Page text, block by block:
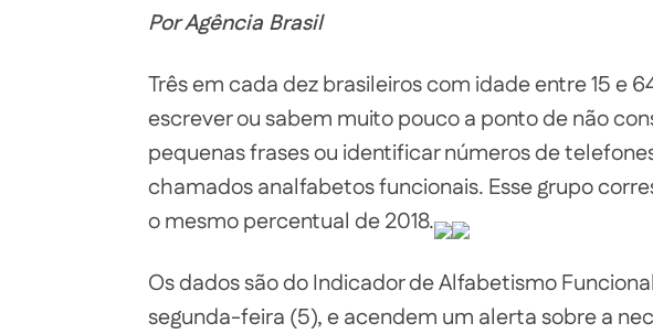
Por Agência Brasil
Três em cada dez brasileiros com idade entre 15 e
escrever ou sabem muito pouco a ponto de não
pequenas frases ou identificar números de
chamados analfabetos funcionais. Esse grupo
o mesmo percentual de 2018.
Os dados são do Indicador de Alfabetismo
segunda-feira (5), e acendem um alerta sobre a